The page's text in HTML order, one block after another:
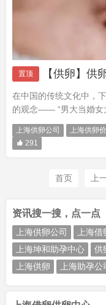
置顶 【供卵】供
在中国的传统文化中，
的观念—— “男大当婚女
大”（注：“无后”在本文
重要性，但是社会的发
不得不借···
上海供卵公司 上海供卵
 291
首页 上
资讯搜一搜，点一点
上海供卵公司 上海
上海坤和助孕中心
供
上海供卵
上海助孕公